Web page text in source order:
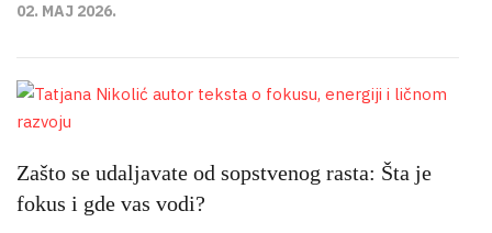
02. MAJ 2026.
Zašto se udaljavate od sopstvenog rasta: Šta je
fokus i gde vas vodi?